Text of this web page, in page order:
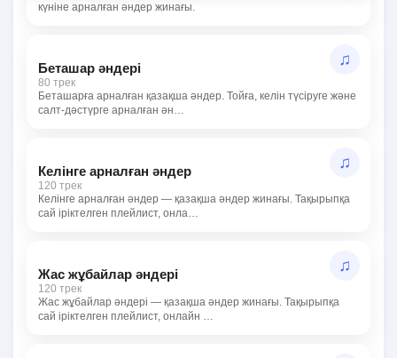
күніне арналған әндер жинағы.
♫
Беташар әндері
80 трек
Беташарға арналған қазақша әндер. Тойға, келін түсіруге және
салт-дәстүрге арналған ән…
♫
Келінге арналған әндер
120 трек
Келінге арналған әндер — қазақша әндер жинағы. Тақырыпқа
сай іріктелген плейлист, онла…
♫
Жас жұбайлар әндері
120 трек
Жас жұбайлар әндері — қазақша әндер жинағы. Тақырыпқа
сай іріктелген плейлист, онлайн …